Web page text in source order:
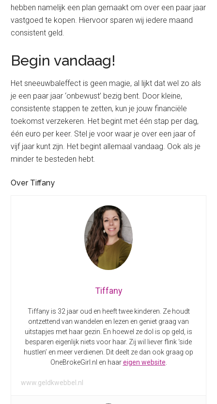
hebben namelijk een plan gemaakt om over een paar jaar
vastgoed te kopen. Hiervoor sparen wij iedere maand
consistent geld.
Begin vandaag!
Het sneeuwbaleffect is geen magie, al lijkt dat wel zo als
je een paar jaar ‘onbewust’ bezig bent. Door kleine,
consistente stappen te zetten, kun je jouw financiële
toekomst verzekeren. Het begint met één stap per dag,
één euro per keer. Stel je voor waar je over een jaar of
vijf jaar kunt zijn. Het begint allemaal vandaag. Ook als je
minder te besteden hebt.
Over Tiffany
Tiffany
Tiffany is 32 jaar oud en heeft twee kinderen. Ze houdt
ontzettend van wandelen en lezen en geniet graag van
uitstapjes met haar gezin. En hoewel ze dol is op geld, is
besparen eigenlijk niets voor haar. Zij wil liever flink ‘side
hustlen’ en meer verdienen. Dit deelt ze dan ook graag op
OneBrokeGirl.nl en haareigen website
www.geldkwebbel.nl